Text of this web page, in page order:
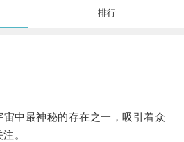
排行
中最神秘的存在之一，吸引着众
。